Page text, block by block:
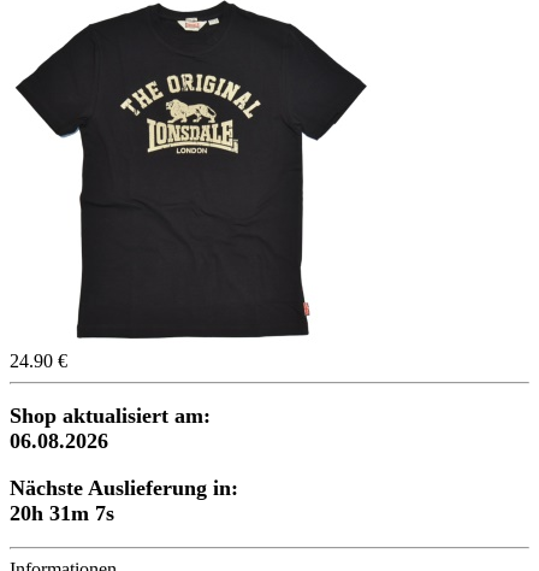
24.90 €
Shop aktualisiert am:
06.08.2026
Nächste Auslieferung in:
20h 31m 6s